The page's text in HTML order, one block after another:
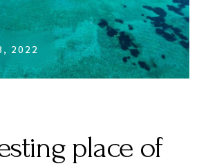
2022
place of